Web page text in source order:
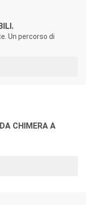
Un percorso di
CHIMERA A